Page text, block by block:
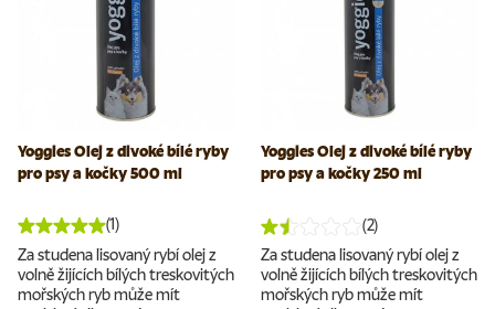
Yoggies Olej z divoké bílé ryby
pro psy a kočky 500 ml
(1)
Za studena lisovaný rybí olej z
volně žijících bílých treskovitých
mořských ryb může mít
Yoggies Olej z divoké bílé ryby
pro psy a kočky 250 ml
(2)
Za studena lisovaný rybí olej z
volně žijících bílých treskovitých
mořských ryb může mít